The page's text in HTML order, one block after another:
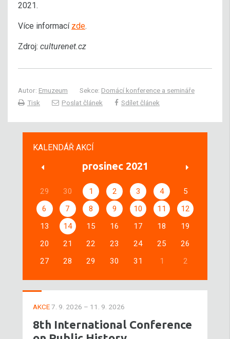
2021.
Více informací zde.
Zdroj: culturenet.cz
Autor: Emuzeum Sekce: Domácí konference a semináře
Tisk
Poslat článek Sdílet článek
KALENDÁŘ AKCÍ
prosinec 2021
29 30 1 2 3 4
5
6
7 8 9 10 11
12
13
14 15 16 17 18
19
20
21 22 23 24 25
26
27
28 29 30 31 1 2
AKCE7. 9. 2026 – 11. 9. 2026
8th International Conference